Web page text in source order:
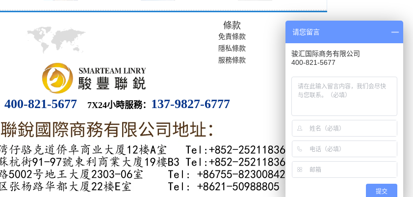
條款
免責條款
隱私條款
服務條款
400-821-5677 7X24小時服務： 137-9827-6777
请您留言
骏汇国际商务有限公司
400-821-5677
提交